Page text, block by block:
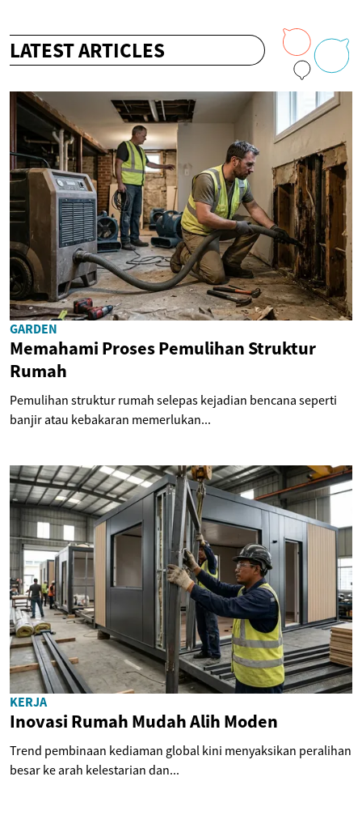
LATEST ARTICLES
GARDEN
Memahami Proses Pemulihan Struktur
Rumah
Pemulihan struktur rumah selepas kejadian bencana seperti
banjir atau kebakaran memerlukan...
KERJA
Inovasi Rumah Mudah Alih Moden
Trend pembinaan kediaman global kini menyaksikan peralihan
besar ke arah kelestarian dan...